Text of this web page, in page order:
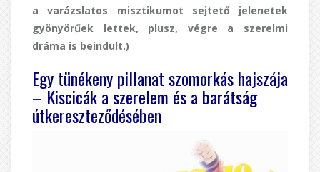
a varázslatos misztikumot sejtető jelenetek
gyönyörűek lettek, plusz, végre a szerelmi
dráma is beindult.)
Egy tünékeny pillanat szomorkás hajszája
– Kiscicák a szerelem és a barátság
útkereszteződésében